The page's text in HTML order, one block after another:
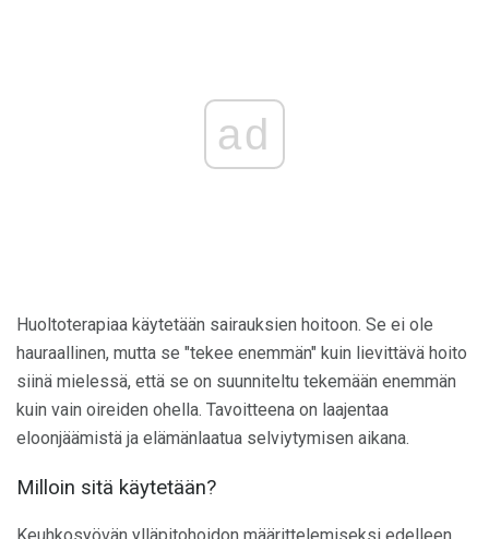
ad
Huoltoterapiaa käytetään sairauksien hoitoon. Se ei ole
hauraallinen, mutta se "tekee enemmän" kuin lievittävä hoito
siinä mielessä, että se on suunniteltu tekemään enemmän
kuin vain oireiden ohella. Tavoitteena on laajentaa
eloonjäämistä ja elämänlaatua selviytymisen aikana.
Milloin sitä käytetään?